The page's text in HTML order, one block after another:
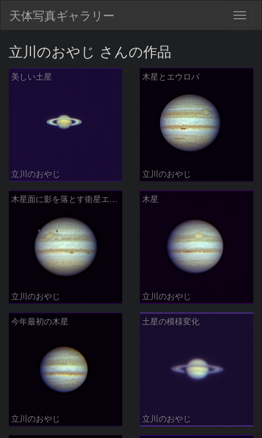
天体写真ギャラリー
立川のおやじ さんの作品
美しい土星
立川のおやじ
木星とエウロパ
立川のおやじ
木星面に影を落とす衛星エウロパ
立川のおやじ
木星
立川のおやじ
今年最初の木星
立川のおやじ
土星の模様変化
立川のおやじ